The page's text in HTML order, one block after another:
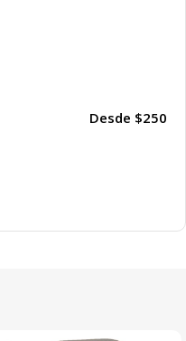
Desde $250